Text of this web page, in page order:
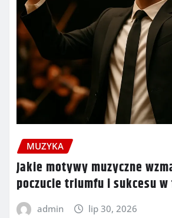
MUZYKA
Jakie motywy muzyczne
poczucie triumfu i sukcesu
admin lip 30, 2026